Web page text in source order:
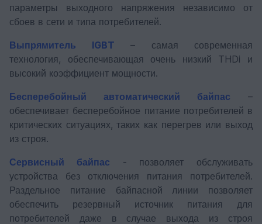
параметры выходного напряжения независимо от
сбоев в сети и типа потребителей.
Выпрямитель IGBT – самая современная
технология, обеспечивающая очень низкий THDi и
высокий коэффициент мощности.
Бесперебойный автоматический байпас –
обеспечивает бесперебойное питание потребителей в
критических ситуациях, таких как перегрев или выход
из строя.
Сервисный байпас - позволяет обслуживать
устройства без отключения питания потребителей.
Раздельное питание байпасной линии позволяет
обеспечить резервный источник питания для
потребителей даже в случае выхода из строя